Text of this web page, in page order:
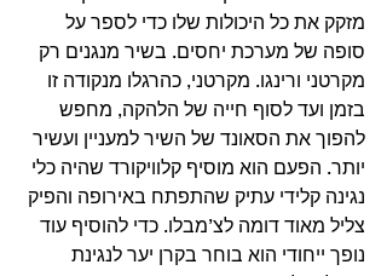
מזקק את כל היכולות שלו כדי לספר על
סופה של מערכת יחסים. בשיר מנגנים רק
מקרטני ורינגו. מקרטני, כהרגלו מנקודה זו
בזמן ועד לסוף חייה של הלהקה, מחפש
להפוך את הסאונד של השיר למעניין ועשיר
יותר. הפעם הוא מוסיף קלוויקורד שהיה כלי
נגינה קלידי עתיק שהתפתח באירופה והפיק
צליל מאוד דומה לצ’מבלו. כדי להוסיף עוד
נופך ייחודי הוא בוחר בקרן יער לנגינת